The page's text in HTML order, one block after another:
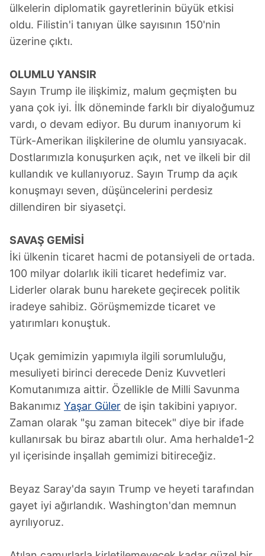
ülkelerin diplomatik gayretlerinin büyük etkisi
oldu. Filistin'i tanıyan ülke sayısının 150'nin
üzerine çıktı.
OLUMLU YANSIR
Sayın Trump ile ilişkimiz, malum geçmişten bu
yana çok iyi. İlk döneminde farklı bir diyaloğumuz
vardı, o devam ediyor. Bu durum inanıyorum ki
Türk-Amerikan ilişkilerine de olumlu yansıyacak.
Dostlarımızla konuşurken açık, net ve ilkeli bir dil
kullandık ve kullanıyoruz. Sayın Trump da açık
konuşmayı seven, düşüncelerini perdesiz
dillendiren bir siyasetçi.
SAVAŞ GEMİSİ
İki ülkenin ticaret hacmi de potansiyeli de ortada.
100 milyar dolarlık ikili ticaret hedefimiz var.
Liderler olarak bunu harekete geçirecek politik
iradeye sahibiz. Görüşmemizde ticaret ve
yatırımları konuştuk.
Uçak gemimizin yapımıyla ilgili sorumluluğu,
mesuliyeti birinci derecede Deniz Kuvvetleri
Komutanımıza aittir. Özellikle de Milli Savunma
Bakanımız Yaşar Güler de işin takibini yapıyor.
Zaman olarak "şu zaman bitecek" diye bir ifade
kullanırsak bu biraz abartılı olur. Ama herhalde1-2
yıl içerisinde inşallah gemimizi bitireceğiz.
Beyaz Saray'da sayın Trump ve heyeti tarafından
gayet iyi ağırlandık. Washington'dan memnun
ayrılıyoruz.